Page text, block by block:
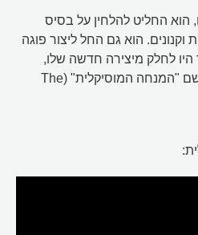
החליט להלחין על בסיס
הוא גם החל ליצור פוגה
היו לחלק מיצירה חדשה שלו,
יצירה מונומנטלית שזכתה לשם "המנחה המוסיקלית" (The